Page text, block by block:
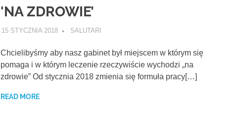
'NA ZDROWIE’
15 STYCZNIA 2018 SALUTARI
Chcielibyśmy aby nasz gabinet był miejscem w którym się
pomaga i w którym leczenie rzeczywiście wychodzi „na
zdrowie” Od stycznia 2018 zmienia się formuła pracy[…]
READ MORE